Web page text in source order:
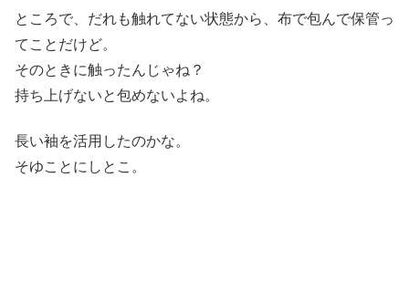
ところで、だれも触れてない状態から、布で包んで保管っ
てことだけど。
そのときに触ったんじゃね？
持ち上げないと包めないよね。
長い袖を活用したのかな。
そゆことにしとこ。